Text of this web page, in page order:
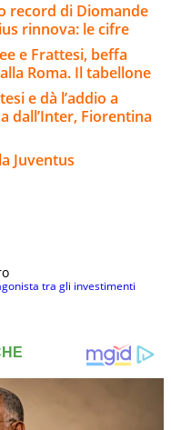
record di Diomande
rinnova: le cifre
e Frattesi, beffa
Roma. Il tabellone
e dà l’addio a
dall’Inter, Fiorentina
Juventus
tra gli investimenti